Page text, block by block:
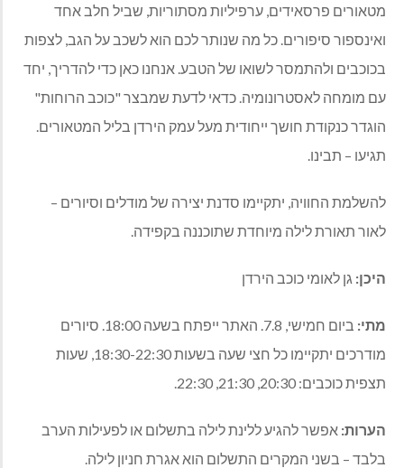
מטאורים פרסאידים, ערפיליות מסתוריות, שביל חלב אחד
ואינספור סיפורים. כל מה שנותר לכם הוא לשכב על הגב, לצפות
בכוכבים ולהתמסר לשואו של הטבע. אנחנו כאן כדי להדריך, יחד
עם מומחה לאסטרונומיה. כדאי לדעת שמבצר "כוכב הרוחות"
הוגדר כנקודת חושך ייחודית מעל עמק הירדן בליל המטאורים.
תגיעו – תבינו.
להשלמת החוויה, יתקיימו סדנת יצירה של מודלים וסיורים –
לאור תאורת לילה מיוחדת שתוכננה בקפידה.
היכן: גן לאומי כוכב הירדן
מתי:
ביום חמישי, 7.8. האתר ייפתח בשעה 18:00. סיורים
מודרכים יתקיימו כל חצי שעה בשעות 18:30-22:30, שעות
תצפית כוכבים: 20:30, 21:30, 22:30.
הערות: אפשר להגיע ללינת לילה בתשלום או לפעילות הערב
בלבד – בשני המקרים התשלום הוא אגרת חניון לילה.